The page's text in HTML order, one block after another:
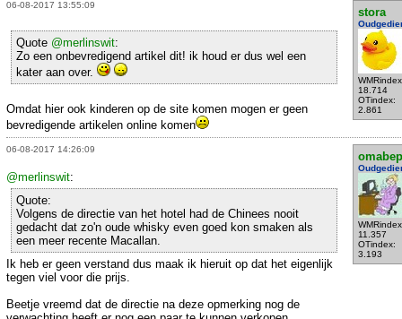
06-08-2017 13:55:09
stora
18.714
OTindex:
2.861
Quote @merlinswit:
Zo een onbevredigend artikel dit! ik houd er dus wel een
kater aan over.
Omdat hier ook kinderen op de site komen mogen er geen
bevredigende artikelen online komen
06-08-2017 14:26:09
omabep
11.357
OTindex:
3.193
@merlinswit:
Quote:
Volgens de directie van het hotel had de Chinees nooit
gedacht dat zo'n oude whisky even goed kon smaken als
een meer recente Macallan.
Ik heb er geen verstand dus maak ik hieruit op dat het eigenlijk
tegen viel voor die prijs.
Beetje vreemd dat de directie na deze opmerking nog de